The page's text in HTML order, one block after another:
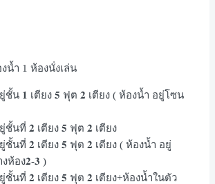
น้ำ 1 ห้องนั่งเล่น
ชั้น 𝟏 เตียง 𝟓 ฟุต 𝟐 เตียง ( ห้องน้ำ อยู่โซน
นที่ 𝟐 เตียง 𝟓 ฟุต 𝟐 เตียง
นที่ 𝟐 เตียง 𝟓 ฟุต 𝟐 เตียง ( ห้องน้ำ อยู่
ห้อง𝟐-𝟑 )
นที่ 𝟐 เตียง 𝟓 ฟุต 𝟐 เตียง+ห้องน้ำในตัว